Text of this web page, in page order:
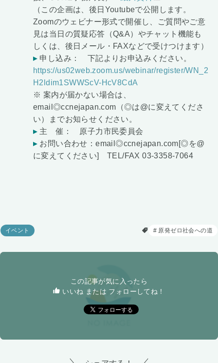
（この企画は、後日Youtubeで公開します。
Zoomのウェビナー形式で開催し、ご質問やご意
見は当日の質疑応答（Q&A）やチャット機能も
しくは、後日メール・FAXなどで受けつけます）
申し込み： 下記よりお申込みください。
https://us02web.zoom.us/webinar/register/WN_2
H2ldim1SWWScV-HcV8CdA
※ 案内が届かない場合は、
email◎ccnejapan.com（◎は@に変えてくださ
い）までお知らせください。
主 催： 原子力市民委員会
お問い合わせ：email◎ccnejapan.com[◎を@
に変えてください] TEL/FAX 03-3358-7064
イベント 原発ゼロ社会への道
この記事が気に入ったら
いいね または フォローしてね！